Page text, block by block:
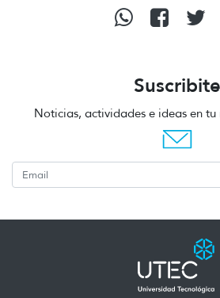
Suscribite
Noticias, actividades e ideas en